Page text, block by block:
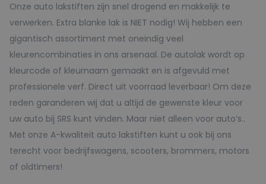
Onze auto lakstiften zijn snel drogend en makkelijk te
verwerken. Extra blanke lak is NIET nodig! Wij hebben een
gigantisch assortiment met oneindig veel
kleurencombinaties in ons arsenaal. De autolak wordt op
kleurcode of kleurnaam gemaakt en is afgevuld met
professionele verf. Direct uit voorraad leverbaar! Om deze
reden garanderen wij dat u altijd de gewenste kleur voor
uw auto bij SRS kunt vinden. Maar niet alleen voor auto’s..
Met onze A-kwaliteit auto lakstiften kunt u ook bij ons
terecht voor bedrijfswagens, scooters, brommers, motors
of oldtimers!